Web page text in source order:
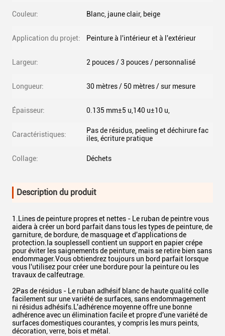
Couleur: Blanc, jaune clair, beige
Application du projet: Peinture à l'intérieur et à l'extérieur
Largeur: 2 pouces / 3 pouces / personnalisé
Longueur: 30 mètres / 50 mètres / sur mesure
Épaisseur: 0.135 mm±5 u,140 u±10 u,
Caractéristiques:
Pas de résidus, peeling et déchirure fac
iles, écriture pratique
Collage: Déchets
Description du produit
1.Lines de peinture propres et nettes - Le ruban de peintre vous
aidera à créer un bord parfait dans tous les types de peinture, de
garniture, de bordure, de masquage et d'applications de
protection.la souplesseIl contient un support en papier crépe
pour éviter les saignements de peinture, mais se retire bien sans
endommager.Vous obtiendrez toujours un bord parfait lorsque
vous l'utilisez pour créer une bordure pour la peinture ou les
travaux de calfeutrage.
2Pas de résidus - Le ruban adhésif blanc de haute qualité colle
facilement sur une variété de surfaces, sans endommagement
ni résidus adhésifs.L'adhérence moyenne offre une bonne
adhérence avec un élimination facile et propre d'une variété de
surfaces domestiques courantes, y compris les murs peints,
décoration, verre, bois et métal.